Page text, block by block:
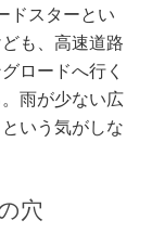
ドスターとい
も、高速道路
ロードへ行く
雨が少ない広
いう気がしな
穴